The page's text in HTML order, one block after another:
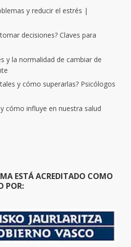
y reducir el estrés |
decisiones? Claves para
y la normalidad de cambiar de
y cómo superarlas? Psicólogos
cómo influye en nuestra salud
ESTÁ ACREDITADO COMO
POR: